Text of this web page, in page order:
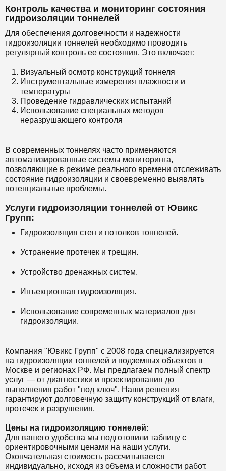
Контроль качества и мониторинг состояния
гидроизоляции тоннелей
Для обеспечения долговечности и надежности
гидроизоляции тоннелей необходимо проводить
регулярный контроль ее состояния. Это включает:
Визуальный осмотр конструкций тоннеля
Инструментальные измерения влажности и
температуры
Проведение гидравлических испытаний
Использование специальных методов
неразрушающего контроля
В современных тоннелях часто применяются
автоматизированные системы мониторинга,
позволяющие в режиме реального времени отслеживать
состояние гидроизоляции и своевременно выявлять
потенциальные проблемы.
Услуги гидроизоляции тоннелей от Ювикс
Групп:
Гидроизоляция стен и потолков тоннелей.
Устранение протечек и трещин.
Устройство дренажных систем.
Инъекционная гидроизоляция.
Использование современных материалов для
гидроизоляции.
Компания "Ювикс Групп" с 2008 года специализируется
на гидроизоляции тоннелей и подземных объектов в
Москве и регионах РФ. Мы предлагаем полный спектр
услуг — от диагностики и проектирования до
выполнения работ "под ключ". Наши решения
гарантируют долговечную защиту конструкций от влаги,
протечек и разрушения.
Цены на гидроизоляцию тоннелей:
Для вашего удобства мы подготовили таблицу с
ориентировочными ценами на наши услуги.
Окончательная стоимость рассчитывается
индивидуально, исходя из объема и сложности работ.